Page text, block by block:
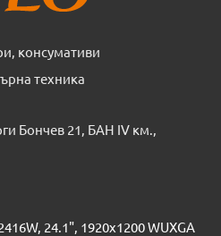
консумативи
техника
Бончев 21, БАН IV км.,
24.1", 1920x1200 WUXGA